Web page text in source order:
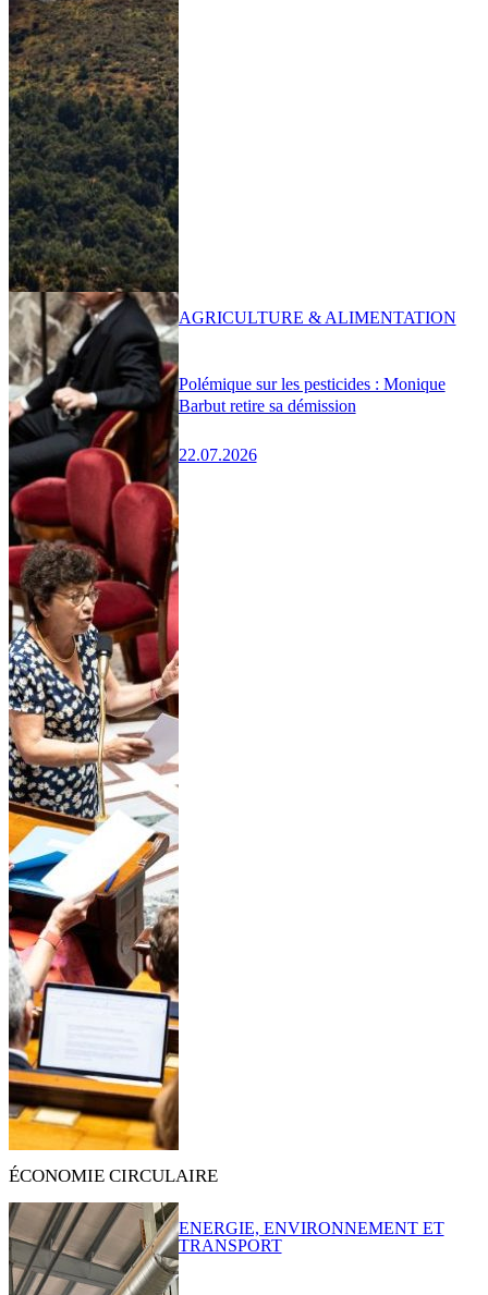
Polémique sur les pesticides : Monique
Barbut retire sa démission
22.07.2026
AGRICULTURE & ALIMENTATION
ÉCONOMIE CIRCULAIRE
ENERGIE, ENVIRONNEMENT ET
TRANSPORT